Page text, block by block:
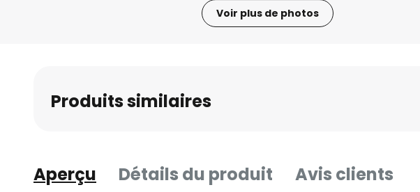
Voir plus de photos
Produits similaires
Aperçu Détails du produit Avis clients